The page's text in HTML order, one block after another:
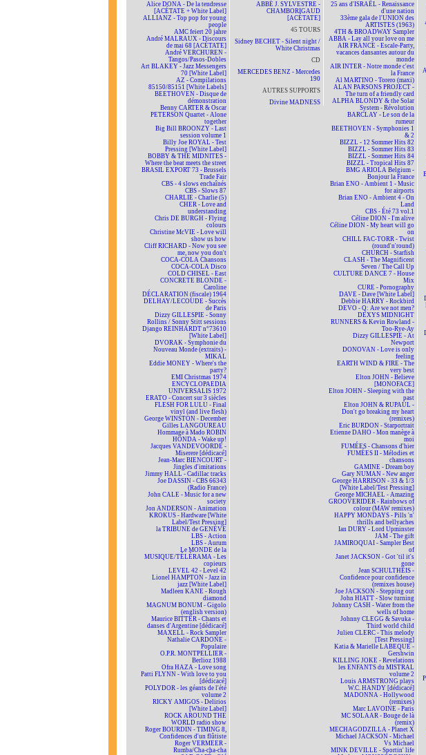
Alice DONA - De la tendresse
[ACÉTATE + White Label]
ALLIANZ - Top pop for young
people
AMC feiert 20 jahre
André MALRAUX - Discours
de mai 68 [ACÉTATE]
André VERCHUREN -
Tangos/Pasos-Dobles
Art BLAKEY - Jazz Messengers
70 [White Label]
AZ - Compilations
85150/85151 [White Labels]
BEETHOVEN - Disque de
démonstration
Benny CARTER & Oscar
PETERSON Quartet - Alone
together
Big Bill BROONZY - Last
session volume 1
Billy Joe ROYAL - Test
Pressing [White Label]
BOBBY & THE MIDNITES -
Where the beat meets the street
BRASIL EXPORT 73 - Brussels
Trade Fair
CBS - 4 slows enchaînés
CBS - Slows 87
CHARLIE - Charlie (5)
CHER - Love and
understanding
Chris DE BURGH - Flying
colours
Christine McVIE - Love will
show us how
Cliff RICHARD - Now you see
me, now you don't
COCA-COLA Chansons
COCA-COLA Disco
COLD CHISEL - East
CONCRETE BLONDE -
Caroline
DÉCLARATION (fiscale) 1964
DELHAY/LECOUDE - Succès
de Paris
Dizzy GILLESPIE - Sonny
Rollins / Sonny Stitt sessions
Django REINHARDT n°73610
[White Label]
DVORAK - Symphonie du
Nouveau Monde (extraits) -
MIKAL
Eddie MONEY - Where's the
party?
EMI Christmas 1974
ENCYCLOPAEDIA
UNIVERSALIS 1972
ERATO - Concert sur 3 siècles
FLESH FOR LULU - Final
vinyl (and live flesh)
George WINSTON - December
Gilles LANGOUREAU
Hommage à Mado ROBIN
HONDA - Wake up!
Jacques VANDEVOORDE -
Miserere [dédicacé]
Jean-Marc BIENCOURT -
Jingles d'imitations
Jimmy HALL - Cadillac tracks
Joe DASSIN - CBS 66343
(Radio France)
John CALE - Music for a new
society
Jon ANDERSON - Animation
KROKUS - Hardware [White
Label/Test Pressing]
la TRIBUNE de GENÈVE
LBS - Action
LBS - Aurum
Le MONDE de la
MUSIQUE/TÉLÉRAMA - Les
copieurs
LEVEL 42 - Level 42
Lionel HAMPTON - Jazz in
jazz [White Label]
Madleen KANE - Rough
diamond
MAGNUM BONUM - Gigolo
(english version)
Maurice BITTER - Chants et
danses d'Argentine [dédicacé]
MAXELL - Rock Sampler
Nathalie CARDONE -
Populaire
O.P.R. MONTPELLIER -
Berlioz 1988
Ofra HAZA - Love song
Patti FLYNN - With love to you
[dédicacé]
POLYDOR - les géants de l'été
volume 2
RICKY AMIGOS - Delirios
[White Label]
ROCK AROUND THE
WORLD radio show
Roger BOURDIN - TIMING 8,
Confidences d'un flûtiste
Roger VERMEER -
Rumba/Cha-cha-cha
ABBÉ J. SYLVESTRE -
CHAMBORIGAUD
[ACÉTATE]
45 TOURS
Sidney BECHET - Silent night /
White Christmas
CD
MERCEDES BENZ - Mercedes
190
AUTRES SUPPORTS
Divine MADNESS
25 ans d'ISRAËL - Renaissance
d'une nation
33ème gala de l'UNION des
ARTISTES (1963)
4TH & BROADWAY Sampler
ABBA - Lay all your love on me
AIR FRANCE - Escale-Party,
vacances dansantes autour du
monde
AIR INTER - Notre monde c'est
la France
Al MARTINO - Torero (maxi)
ALAN PARSONS PROJECT -
The turn of a friendly card
ALPHA BLONDY & the Solar
System - Révolution
BARCLAY - Le son de la
rumeur
BEETHOVEN - Symphonies 1
& 2
BIZZL - 12 Sommer Hits 82
BIZZL - Sommer Hits 83
BIZZL - Sommer Hits 84
BIZZL - Tropical Hits 87
BMG ARIOLA Belgium -
Bonjour la France
Brian ENO - Ambient 1 - Music
for airports
Brian ENO - Ambient 4 - On
Land
CBS - Été 73 vol.1
Céline DION - I'm alive
Céline DION - My heart will go
on
CHILL FAC-TORR - Twist
(round'n'round)
CHURCH - Starfish
CLASH - The Magnificent
Seven / The Call Up
CULTURE DANCE 7 - House
Mix
CURE - Pornography
DAVE - Dave [White Label]
Debbie HARRY - Rockbird
DEVO - Q: Are we not men?
DEXYS MIDNIGHT
RUNNERS & Kevin Rowland -
Too-Rye-Ay
Dizzy GILLESPIE - At
Newport
DONOVAN - Love is only
feeling
EARTH WIND & FIRE - The
very best
Elton JOHN - Believe
[MONOFACE]
Elton JOHN - Sleeping with the
past
Elton JOHN & RUPAUL -
Don't go breaking my heart
(remixes)
Eric BURDON - Starportrait
Etienne DAHO - Mon manège à
moi
FUMÉES - Chansons d'hier
FUMÉES II - Mélodies et
chansons
GAMINE - Dream boy
Gary NUMAN - New anger
George HARRISON - 33 & 1/3
[White Label/Test Pressing]
George MICHAEL - Amazing
GROOVERIDER - Rainbows of
colour (MAW remixes)
HAPPY MONDAYS - Pills 'n'
thrills and bellyaches
Ian DURY - Lord Upminster
JAM - The gift
JAMIROQUAI - Sampler Best
of
Janet JACKSON - Got 'til it's
gone
Jean SCHULTHEIS -
Confidence pour confidence
(remixes house)
Joe JACKSON - Stepping out
John HIATT - Slow turning
Johnny CASH - Water from the
wells of home
Johnny CLEGG & Savuka -
Third world child
Julien CLERC - This melody
[Test Pressing]
Katia & Marielle LABEQUE -
Gershwin
KILLING JOKE - Revelations
les ENFANTS du MISTRAL
volume 2
Louis ARMSTRONG plays
W.C. HANDY [dédicacé]
MADONNA - Hollywood
(remixes)
Marc LAVOINE - Paris
MC SOLAAR - Bouge de là
(remix)
MECHAGODZILLA - Planet X
Michael JACKSON - Michael
Vs Michael
MINK DEVILLE - Sportin' life